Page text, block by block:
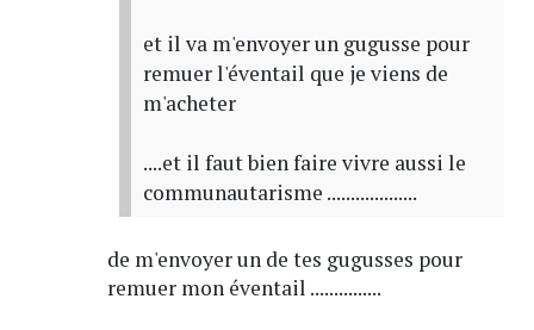
et il va m'envoyer un gugusse pour
remuer l'éventail que je viens de
m'acheter
....et il faut bien faire vivre aussi le
communautarisme ...................
de m'envoyer un de tes gugusses pour
remuer mon éventail ...............